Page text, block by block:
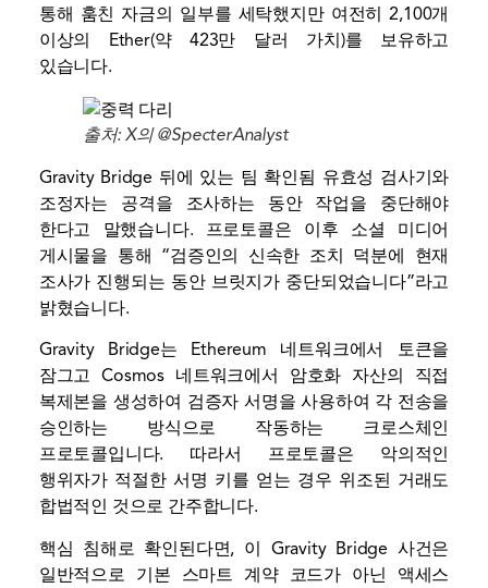
통해 훔친 자금의 일부를 세탁했지만 여전히 2,100개
이상의 Ether(약 423만 달러 가치)를 보유하고
있습니다.
출처: X의 @SpecterAnalyst
Gravity Bridge 뒤에 있는 팀 확인됨 유효성 검사기와
조정자는 공격을 조사하는 동안 작업을 중단해야
한다고 말했습니다. 프로토콜은 이후 소셜 미디어
게시물을 통해 “검증인의 신속한 조치 덕분에 현재
조사가 진행되는 동안 브릿지가 중단되었습니다”라고
밝혔습니다.
Gravity Bridge는 Ethereum 네트워크에서 토큰을
잠그고 Cosmos 네트워크에서 암호화 자산의 직접
복제본을 생성하여 검증자 서명을 사용하여 각 전송을
승인하는 방식으로 작동하는 크로스체인
프로토콜입니다. 따라서 프로토콜은 악의적인
행위자가 적절한 서명 키를 얻는 경우 위조된 거래도
합법적인 것으로 간주합니다.
핵심 침해로 확인된다면, 이 Gravity Bridge 사건은
일반적으로 기본 스마트 계약 코드가 아닌 액세스